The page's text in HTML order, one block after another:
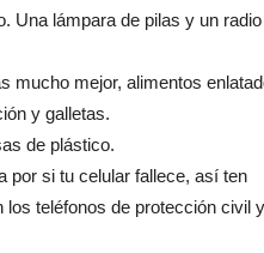
Una lámpara de pilas y un
mucho mejor, alimentos
y galletas.
de plástico.
por si tu celular fallece, así ten
teléfonos de protección civil